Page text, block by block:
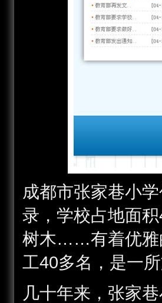
成都市张家巷小
录，学校占地面
树木……有着优雅
工40多名，是一
几十年来，张家